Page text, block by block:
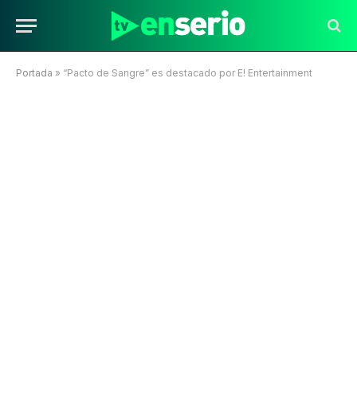
Portada » “Pacto de Sangre” es destacado por E! Entertainment